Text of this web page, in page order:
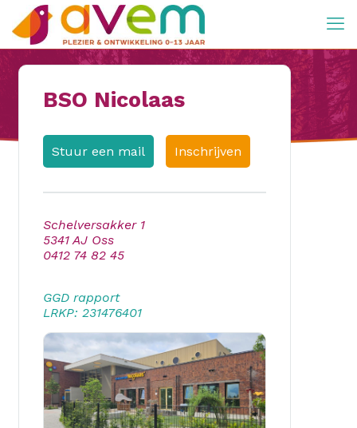
BSO Nicolaas
Stuur een mail Inschrijven
Schelversakker 1
5341 AJ Oss
0412 74 82 45
GGD rapport
LRKP: 231476401